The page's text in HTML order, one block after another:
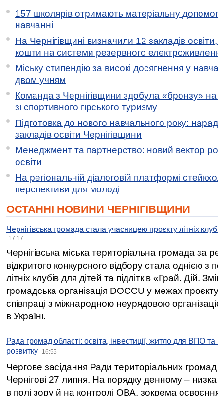
157 школярів отримають матеріальну
навчанні
На Чернігівщині визначили 12 закладів
кошти на системи резервного
Міську стипендію за високі досягнення у
двом учням
Команда з Чернігівщини здобула «бронзу» на
зі спортивного гірського туризму
Підготовка до нового навчального року:
закладів освіти Чернігівщини
Менеджмент та партнерство: новий вектор
освіти
На регіональній діалоговій платформі
перспективи для молоді
ОСТАННІ НОВИНИ ЧЕРНІГІВЩИНИ
Чернігівська громада стала учасницею проєкту літніх
17:17
Чернігівська міська територіальна громада за
відкритого конкурсного відбору стала однією
літніх клубів для дітей та підлітків «Грай. Дій.
громадська організація DOCCU у межах
співпраці з міжнародною неурядовою
в Україні.
Рада громад області: освіта, інвестиції, житло для ВПО
розвитку
16:55
Чергове засідання Ради територіальних громад
Чернігові 27 липня. На порядку денному –
в полі зору й на контролі ОВА, зокрема освоєння